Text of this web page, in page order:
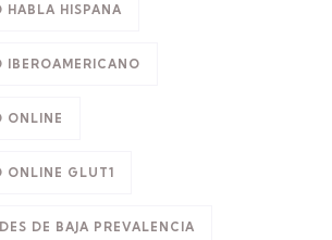
HABLA HISPANA
IBEROAMERICANO
ONLINE
ONLINE GLUT1
DE BAJA PREVALENCIA